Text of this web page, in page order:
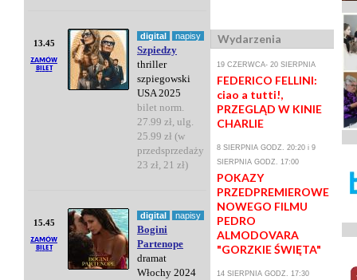
13.45
digital napisy
Szpiedzy
thriller
szpiegowski
USA 2025
bilet norm.
27.99 zł, ulg.
25.99 zł (w
przedsprzedaży
23 zł, 21 zł)
15.45
digital napisy
Bogini
Partenope
dramat
Włochy 2024
Wydarzenia
19 CZERWCA- 20 SIERPNIA
FEDERICO FELLINI:
ciao a tutti!,
PRZEGLĄD W KINIE
CHARLIE
8 SIERPNIA GODZ. 20:20 i 9
SIERPNIA GODZ. 17:00
POKAZY
PRZEDPREMIEROWE
NOWEGO FILMU
PEDRO
ALMODOVARA
"GORZKIE ŚWIĘTA"
14 SIERPNIA GODZ. 17:30